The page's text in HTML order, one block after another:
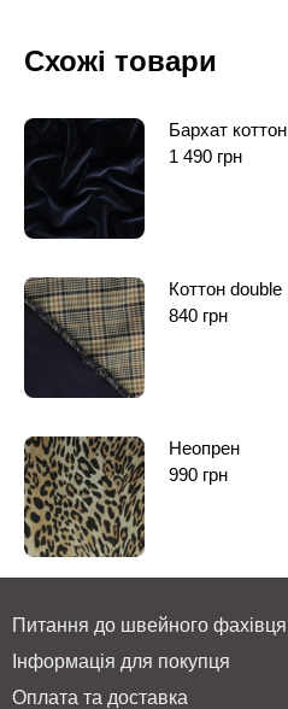
Схожі товари
Бархат коттон
1 490 грн
Коттон double
840 грн
Неопрен
990 грн
Питання до швейного фахівця
Інформація для покупця
Оплата та доставка